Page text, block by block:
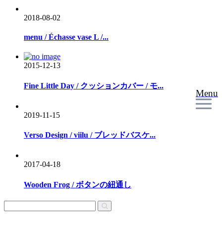
Menu
2018-08-02
menu / Échasse vase L /...
2015-12-13
Fine Little Day / クッションカバー / モ...
2019-11-15
Verso Design / viilu / ブレッドバスケ...
2017-04-18
Wooden Frog / ボタンの紐通し